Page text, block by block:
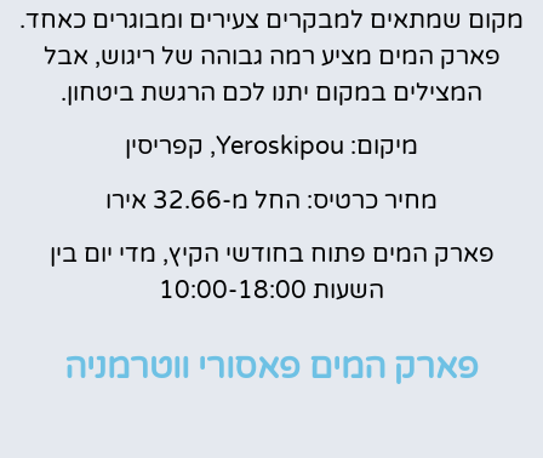
מקום שמתאים למבקרים צעירים ומבוגרים כאחד.
פארק המים מציע רמה גבוהה של ריגוש, אבל
המצילים במקום יתנו לכם הרגשת ביטחון.
מיקום: Yeroskipou, קפריסין
מחיר כרטיס: החל מ-32.66 אירו
פארק המים פתוח בחודשי הקיץ, מדי יום בין
השעות 10:00-18:00
פארק המים פאסורי ווטרמניה